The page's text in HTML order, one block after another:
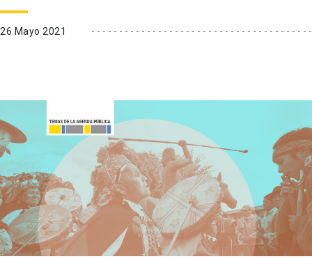
26 Mayo 2021